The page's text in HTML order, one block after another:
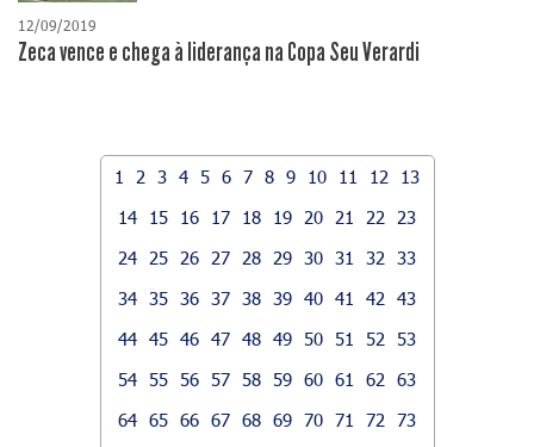
12/09/2019
Zeca vence e chega à liderança na Copa Seu Verardi
1 2 3 4 5 6 7 8 9 10 11 12
13
14
15 16 17 18 19 20 21 22
23
24
25 26 27 28 29 30 31 32
33
34 35 36 37 38 39 40 41 42
43
44 45 46 47 48 49 50 51 52
53
54 55 56 57 58 59 60 61 62
63
64 65 66 67 68 69 70 71 72
73